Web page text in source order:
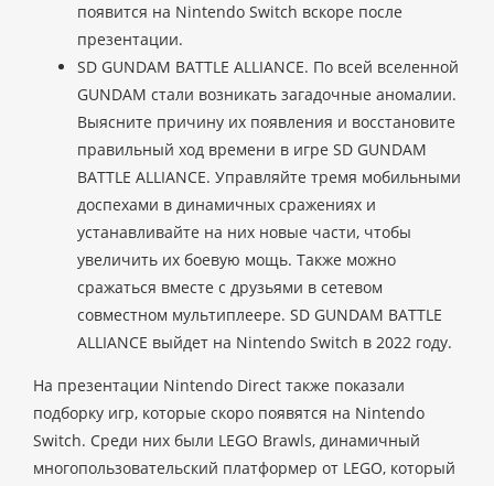
появится на Nintendo Switch вскоре после
презентации.
SD GUNDAM BATTLE ALLIANCE. По всей вселенной
GUNDAM стали возникать загадочные аномалии.
Выясните причину их появления и восстановите
правильный ход времени в игре SD GUNDAM
BATTLE ALLIANCE. Управляйте тремя мобильными
доспехами в динамичных сражениях и
устанавливайте на них новые части, чтобы
увеличить их боевую мощь. Также можно
сражаться вместе с друзьями в сетевом
совместном мультиплеере. SD GUNDAM BATTLE
ALLIANCE выйдет на Nintendo Switch в 2022 году.
На презентации Nintendo Direct также показали
подборку игр, которые скоро появятся на Nintendo
Switch. Среди них были LEGO Brawls, динамичный
многопользовательский платформер от LEGO, который